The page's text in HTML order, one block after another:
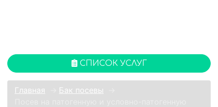
СПИСОК УСЛУГ
Главная Бак посевы